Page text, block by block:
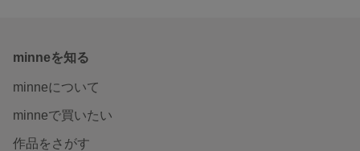
minneを知る
minneについて
minneで買いたい
作品をさがす